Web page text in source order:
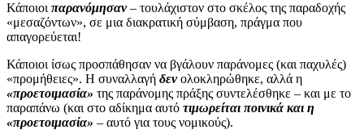
Κάποιοι παρανόμησαν– τουλάχιστον στο σκέλος της παραδοχής
«μεσαζόντων», σε μια διακρατική σύμβαση, πράγμα που
απαγορεύεται!
Κάποιοι ίσως προσπάθησαν να βγάλουν παράνομες (και παχυλές)
«προμήθειες». Η συναλλαγή δενολοκληρώθηκε, αλλά η
«προετοιμασία» της παράνομης πράξης συντελέσθηκε – και με το
παραπάνω (και στο αδίκημα αυτό τιμωρείται ποινικά και η
«προετοιμασία» – αυτό για τους νομικούς).